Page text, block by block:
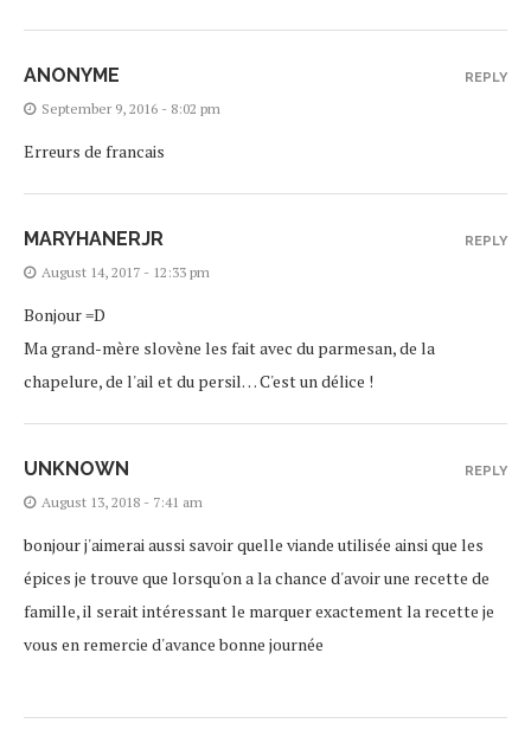
ANONYME
September 9, 2016 - 8:02 pm
Erreurs de francais
REPLY
MARYHANERJR
August 14, 2017 - 12:33 pm
Bonjour =D
Ma grand-mère slovène les fait avec du parmesan, de la
chapelure, de l'ail et du persil… C'est un délice !
REPLY
UNKNOWN
August 13, 2018 - 7:41 am
bonjour j'aimerai aussi savoir quelle viande utilisée ainsi que les
épices je trouve que lorsqu'on a la chance d'avoir une recette de
famille, il serait intéressant le marquer exactement la recette je
vous en remercie d'avance bonne journée
REPLY